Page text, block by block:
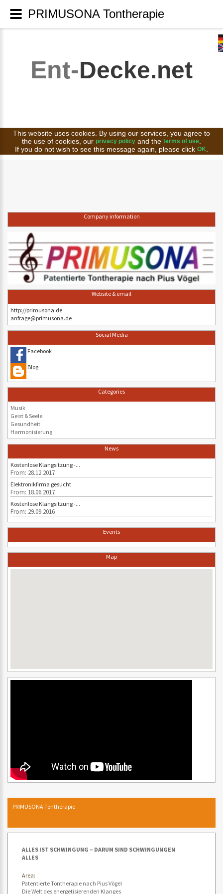
Ent-Decke.net
This website uses cookies. By using our services, you agree to
the use of cookies, our privacy policy and the terms of use
If you do not wish to see this message again, please click OK
Company information
Website & email
http://primusona.de
anfrage@primusona.de
Social Media
Facebook
Blog
Categories
Musik
Geist & Seele
Gesundheit
Harmonisierung
News
Kostenlose Klangsitzung -...
From: 28.12.2017
Elektronikfirma gesucht
From: 18.06.2017
Kostenlose Klangsitzung -...
From: 29.09.2016
Events
Map
PRIMUSONA Tontherapie
ALLES IST SCHWINGUNG – DARUM SIND SCHWINGUNGEN
ALLES
Area:
Patentierte Tontherapie nach Pius Vögel
Die Welt des energetisierenden Klanges
PRIMUSONA Tontherapie